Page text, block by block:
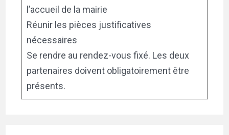
l’accueil de la mairie
Réunir les pièces justificatives
nécessaires
Se rendre au rendez-vous fixé. Les deux
partenaires doivent obligatoirement être
présents.